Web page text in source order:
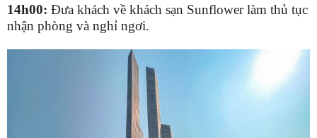
14h00: Đưa khách về khách sạn Sunflowerlàm thủ tục
nhận phòng và nghỉ ngơi.